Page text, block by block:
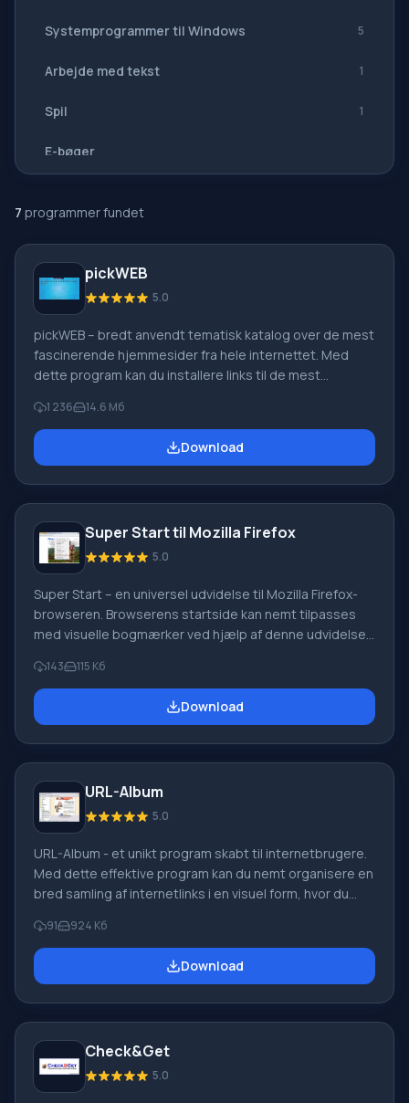
Systemprogrammer til Windows 5
Arbejde med tekst 1
Spil 1
E-bøger
Alle oversættere
7 programmer fundet
pickWEB
5.0
pickWEB – bredt anvendt tematisk katalog over de mest
fascinerende hjemmesider fra hele internettet. Med
dette program kan du installere links til de mest
bekvem og hurtig adgang til dem uden yderligere
søgning på internettet. Derudover bliver databasen
over links til sider, der interesserer dig, regelmæssigt
pickWEB r
1 236 14.6 Мб
Download
Super Start til Mozilla Firefox
5.0
Super Start – en universel udvidelse til Mozilla Firefox-
browseren. Browserens startside kan nemt tilpasses
med visuelle bogmærker ved hjælp af denne udvidelse.
lige ved hånden, skal du blot angive antallet af ikoner,
der vises på startsiden, og tilføje sidenavnene til
ikonerne. Ikonet viser sidens billede (enten øverste
143 115 Кб
Download
URL-Album
5.0
URL-Album - et unikt program skabt til internetbrugere.
Med dette effektive program kan du nemt organisere en
bred samling af internetlinks i en visuel form, hvor du
hjemmesiden. Ulempen ved programmet er, at det kun
fungerer med få browsere, herunder den populære
Internet Explorer-browser og browsere baseret på den.
91 924 Кб
Download
Check&Get
5.0